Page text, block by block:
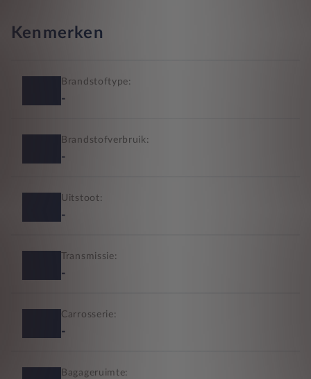
Kenmerken
Brandstoftype:
-
Brandstofverbruik:
-
Uitstoot:
-
Transmissie:
-
Carrosserie:
-
Bagageruimte: